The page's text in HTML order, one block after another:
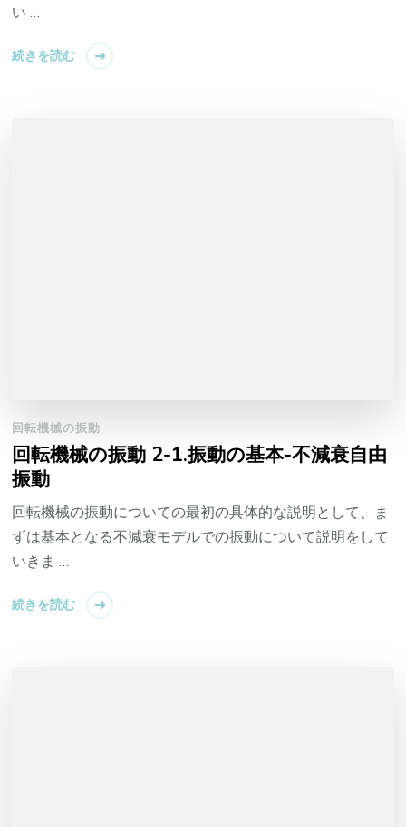
い …
続きを読む
回転機械の振動
回転機械の振動 2-1.振動の基本-不減衰自由
振動
回転機械の振動についての最初の具体的な説明として、ま
ずは基本となる不減衰モデルでの振動について説明をして
いきま …
続きを読む